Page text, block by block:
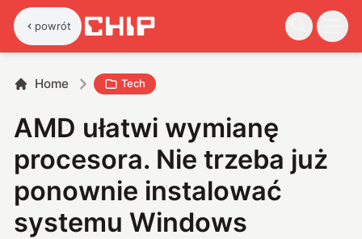
powrót
Home Tech
AMD ułatwi wymianę
procesora. Nie trzeba już
ponownie instalować
systemu Windows